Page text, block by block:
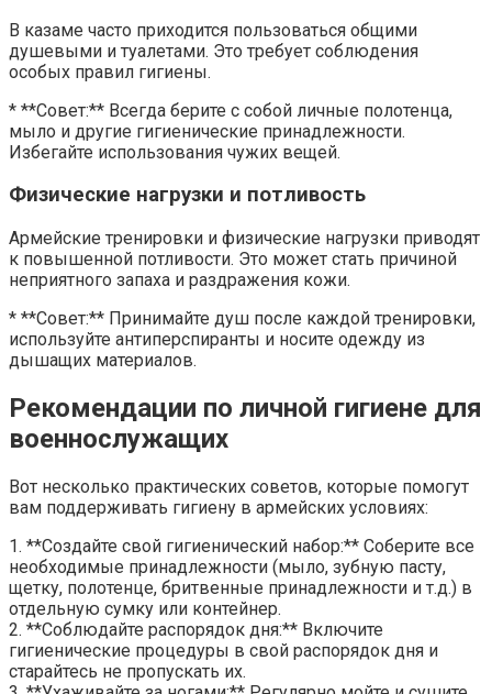
В казаме часто приходится пользоваться общими
душевыми и туалетами. Это требует соблюдения
особых правил гигиены.
* **Совет:** Всегда берите с собой личные полотенца,
мыло и другие гигиенические принадлежности.
Избегайте использования чужих вещей.
Физические нагрузки и потливость
Армейские тренировки и физические нагрузки приводят
к повышенной потливости. Это может стать причиной
неприятного запаха и раздражения кожи.
* **Совет:** Принимайте душ после каждой тренировки,
используйте антиперспиранты и носите одежду из
дышащих материалов.
Рекомендации по личной гигиене для
военнослужащих
Вот несколько практических советов, которые помогут
вам поддерживать гигиену в армейских условиях:
1. **Создайте свой гигиенический набор:** Соберите все
необходимые принадлежности (мыло, зубную пасту,
щетку, полотенце, бритвенные принадлежности и т.д.) в
отдельную сумку или контейнер.
2. **Соблюдайте распорядок дня:** Включите
гигиенические процедуры в свой распорядок дня и
старайтесь не пропускать их.